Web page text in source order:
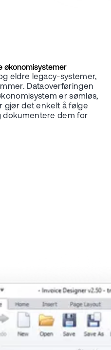
økonomisystemer
eldre legacy-systemer,
Dataoverføringen
er sømløs,
gjør det enkelt å følge
dokumentere dem for